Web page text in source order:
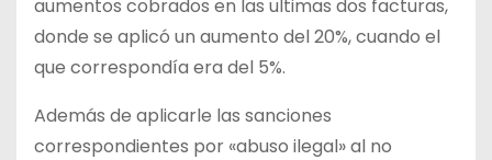
aumentos cobrados en las ultimas dos facturas,
donde se aplicó un aumento del 20%, cuando el
que correspondía era del 5%.
Además de aplicarle las sanciones
correspondientes por «abuso ilegal» al no